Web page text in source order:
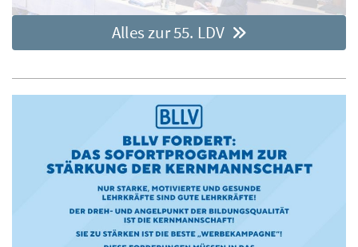
Alles zur 55. LDV